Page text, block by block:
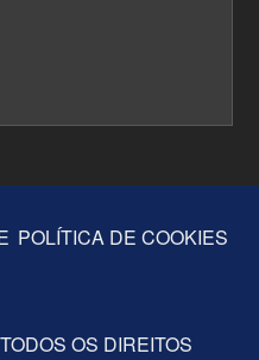
POLÍTICA DE COOKIES
OS DIREITOS